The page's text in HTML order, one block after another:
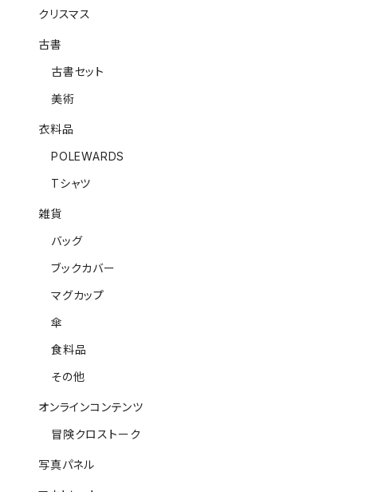
クリスマス
古書
古書セット
美術
衣料品
POLEWARDS
Tシャツ
雑貨
バッグ
ブックカバー
マグカップ
傘
食料品
その他
オンラインコンテンツ
冒険クロストーク
写真パネル